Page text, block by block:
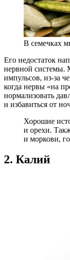
В семечках
Его недостаток
нервной системы.
импульсов, из-за
когда нервы «на
нормализовать
и избавиться от
Хорошие
и орехи.
и моркови,
2. Калий